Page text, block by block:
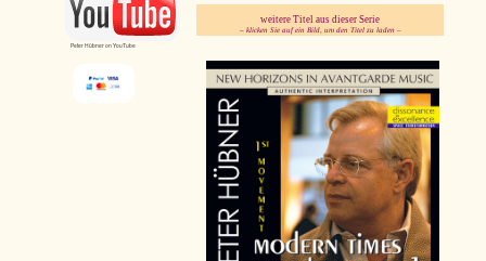
Peter Hübner on YouTube
pause
weitere Titel aus dieser Serie
– klicken Sie auf ein Bild, um den Titel zu laden –